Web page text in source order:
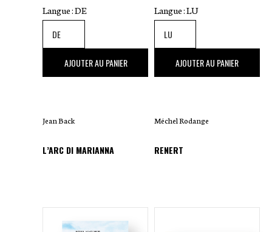
Langue :DE
,00 €
AJOUTER AU PANIER
Jean Back
L’ARC DI MARIANNA
Langue :LU
,00 €
AJOUTER AU PANIER
Méchel Rodange
RENERT